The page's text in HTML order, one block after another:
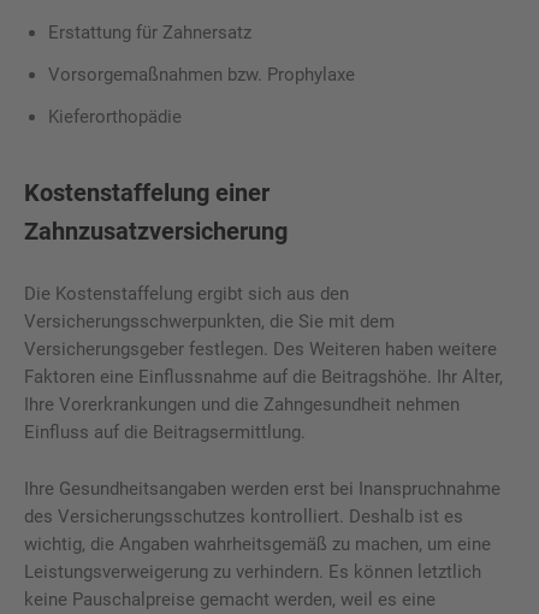
Erstattung für Zahnersatz
Vorsorgemaßnahmen bzw. Prophylaxe
Kieferorthopädie
Kostenstaffelung einer
Zahnzusatzversicherung
Die Kostenstaffelung ergibt sich aus den
Versicherungsschwerpunkten, die Sie mit dem
Versicherungsgeber festlegen. Des Weiteren haben weitere
Faktoren eine Einflussnahme auf die Beitragshöhe. Ihr Alter,
Ihre Vorerkrankungen und die Zahngesundheit nehmen
Einfluss auf die Beitragsermittlung.
Ihre Gesundheitsangaben werden erst bei Inanspruchnahme
des Versicherungsschutzes kontrolliert. Deshalb ist es
wichtig, die Angaben wahrheitsgemäß zu machen, um eine
Leistungsverweigerung zu verhindern. Es können letztlich
keine Pauschalpreise gemacht werden, weil es eine